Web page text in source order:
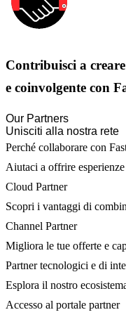
Contribuisci a
e coinvolgente con
Our Partners
Unisciti alla nostra rete
Perché collaborare con
Aiutaci a offrire
Cloud Partner
Scopri i vantaggi di
Channel Partner
Migliora le tue offerte e
Partner tecnologici e di
Esplora il nostro
Accesso al portale partner